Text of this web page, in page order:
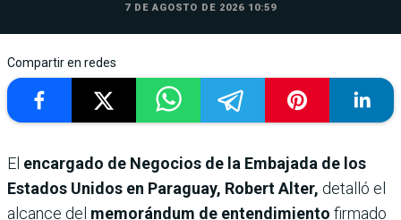
7 DE AGOSTO DE 2026 10:59
Compartir en redes
El encargado de Negocios de la Embajada de los
Estados Unidos en Paraguay, Robert Alter, detalló el
alcance del memorándum de entendimiento firmado